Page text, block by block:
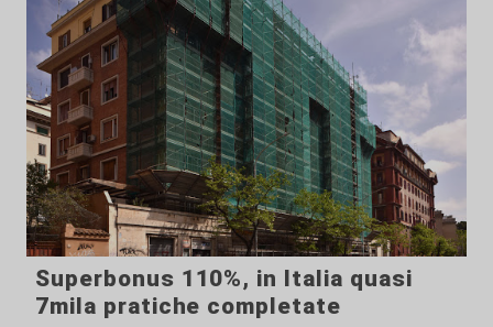
Superbonus 110%, in Italia quasi
7mila pratiche completate